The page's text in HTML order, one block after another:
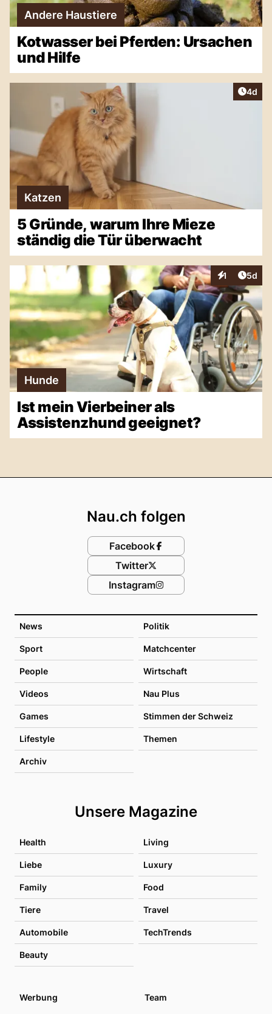
Andere Haustiere
Kotwasser bei Pferden: Ursachen
und Hilfe
4d
Katzen
5 Gründe, warum Ihre Mieze
ständig die Tür überwacht
1
Interaktionen
5d
Hunde
Ist mein Vierbeiner als
Assistenzhund geeignet?
News Politik
Sport Matchcenter
People Wirtschaft
Videos Nau Plus
Games Stimmen der Schweiz
Lifestyle Themen
Archiv
Unsere Magazine
Health Living
Liebe Luxury
Family Food
Tiere Travel
Automobile TechTrends
Beauty
Nau.ch folgen
Facebook
Twitter
Instagram
Werbung
Team